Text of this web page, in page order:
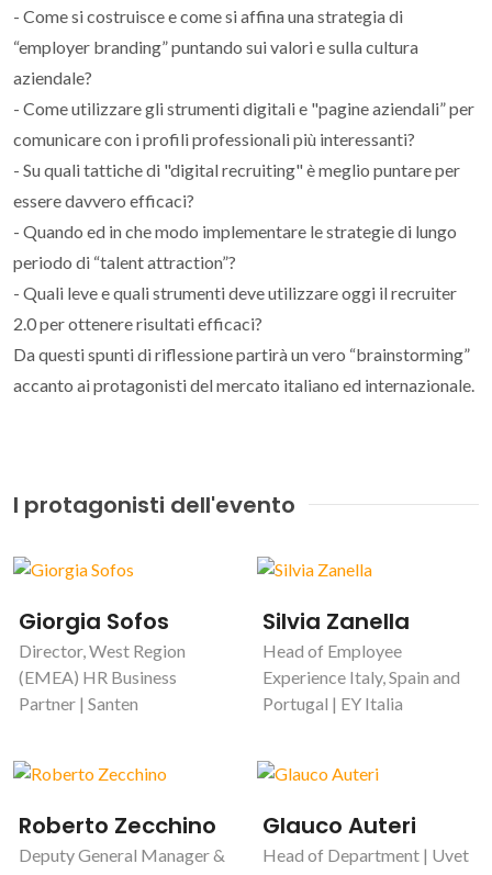
- Come si costruisce e come si affina una strategia di
“employer branding” puntando sui valori e sulla cultura
aziendale?
- Come utilizzare gli strumenti digitali e "pagine aziendali” per
comunicare con i profili professionali più interessanti?
- Su quali tattiche di "digital recruiting" è meglio puntare per
essere davvero efficaci?
- Quando ed in che modo implementare le strategie di lungo
periodo di “talent attraction”?
- Quali leve e quali strumenti deve utilizzare oggi il recruiter
2.0 per ottenere risultati efficaci?
Da questi spunti di riflessione partirà un vero “brainstorming”
accanto ai protagonisti del mercato italiano ed internazionale.
I protagonisti dell'evento
Giorgia Sofos
Director, West Region
(EMEA) HR Business
Partner | Santen
Silvia Zanella
Head of Employee
Experience Italy, Spain and
Portugal | EY Italia
Roberto Zecchino
Deputy General Manager &
Glauco Auteri
Head of Department | Uvet